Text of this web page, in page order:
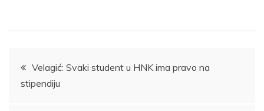
Navigacija
članaka
Velagić: Svaki student u HNK ima pravo na
stipendiju